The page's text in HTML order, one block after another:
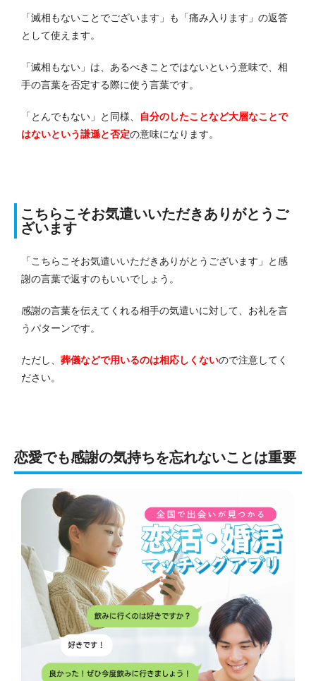
「滅相もないことでございます」も「痛み入ります」の返答
として使えます。
「滅相もない」は、あるべきことではないという意味で、相
手の言葉を否定する際に使う言葉です。
「とんでもない」と同様、
自分のしたことなど大層なことで
はないという謙遜と否定の意味になります。
こちらこそお気遣いいただきありがとうご
ざいます
「こちらこそお気遣いいただきありがとうございます」と感
謝の言葉で返すのもいいでしょう。
感謝の言葉を伝えてくれる相手の気遣いに対して、お礼を言
うパターンです。
ただし、 葬儀などで用いるのは相応しくないので注意してく
ださい。
恋愛でも感謝の気持ちを忘れないことは重要